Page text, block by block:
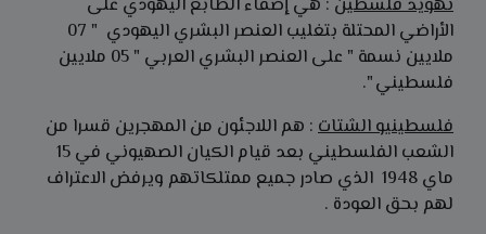
تهويد فلسطين : هي إضفاء الطابع اليهودي على
الأراضي المحتلة بتغليب العنصر البشري اليهودي " 07
ملايين نسمة " على العنصر البشري العربي " 05 ملايين
فلسطيني ".
فلسطينيو الشتات : هم اللاجئون من المهجرين قسرا من
الشعب الفلسطيني بعد قيام الكيان الصهيوني في 15
ماي 1948 الذي صادر جميع ممتلكاتهم ويرفض الاعتراف
لهم بحق العودة .